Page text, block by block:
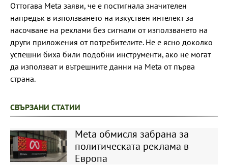
Оттогава Meta заяви, че е постигнала значителен
напредък в използването на изкуствен интелект за
насочване на реклами без сигнали от използването на
други приложения от потребителите. Не е ясно доколко
успешни биха били подобни инструменти, ако не могат
да използват и вътрешните данни на Meta от първа
страна.
СВЪРЗАНИ СТАТИИ
Meta обмисля забрана за
политическата реклама в
Европа